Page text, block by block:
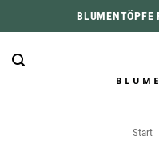
Inhalt
springen
BLUMENTÖPFE
Start